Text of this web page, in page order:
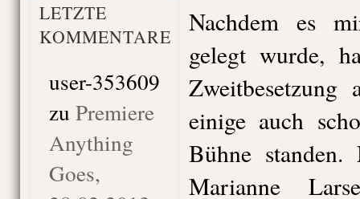
LETZTE
KOMMENTARE
user-353609
zu Premiere
Anything
Goes,
Nachdem es
gelegt wurde,
Zweitbesetzung
einige auch
Bühne standen.
Marianne